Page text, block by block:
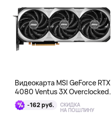
Видеокарта MSI GeForce RTX
4080 Ventus 3X Overclocked
16GB DDR6X
-162 руб. СКИДКА
НА ПОШЛИНУ